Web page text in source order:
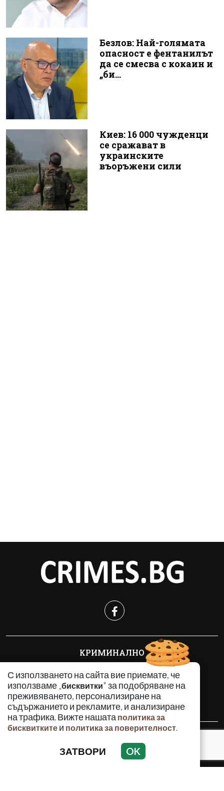
Безлов: Най-голямата
опасност е фентанилът
да се смесва с кокаин и
„би...
Киев: 16 000 чужденци
се сражават в
украинските
въоръжени сили
С използването на сайта вие приемате, че
използваме „бисквитки" за подобряване на
преживяването, персонализиране на
съдържанието и рекламите, и анализиране
на трафика. Вижте нашата политика за
бисквитките и политика за поверителност.
ЗАТВОРИ OK
КРИМИНАЛНО
ИНЦИДЕНТИ
АНАЛИЗИ
ПО СВЕТА
ВОДЕЩИ ТЕМИ
Използването и публикуването на част или цялото
съдържание на Crimes.BG без разрешение на Медийна
група Асмара ЕООД е забранено.